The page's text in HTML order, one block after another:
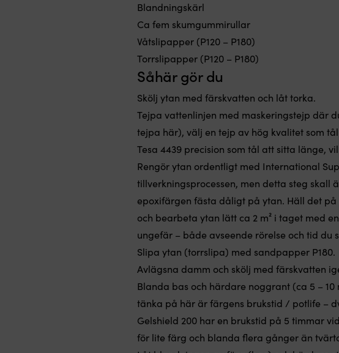
Blandningskärl
Ca fem skumgummirullar
Våtslipapper (P120 – P180)
Torrslipapper (P120 – P180)
Såhär gör du
Skölj ytan med färskvatten och låt torka.
Tejpa vattenlinjen med maskeringstejp där
tejpa här), välj en tejp av hög kvalitet som
Tesa 4439 precision som tål att sitta länge,
Rengör ytan ordentligt med International
tillverkningsprocessen, men detta steg skall
epoxifärgen fästa dåligt på ytan. Häll det
och bearbeta ytan lätt ca 2 m² i taget med
ungefär – både avseende rörelse och tid du
Slipa ytan (torrslipa) med sandpapper P180.
Avlägsna damm och skölj med färskvatten
Blanda bas och härdare noggrant (ca 5 –
tänka på här är färgens brukstid / potlife –
Gelshield 200 har en brukstid på 5 timmar
för lite färg och blanda flera gånger än